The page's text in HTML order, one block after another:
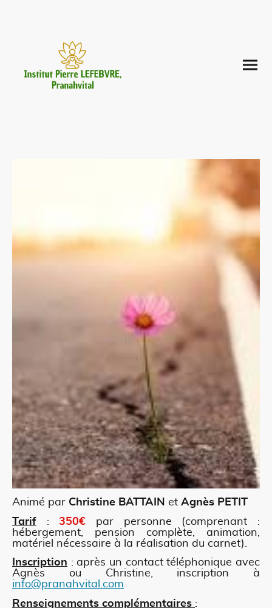
Animé par Christine BATTAIN et Agnès PETIT
Tarif :350€ par personne (comprenant :
hébergement, pension complète, animation,
matériel nécessaire à la réalisation du carnet).
Inscription : après un contact téléphonique avec
Agnès ou Christine, inscription à
info@pranahvital.com
Renseignements complémentaires :